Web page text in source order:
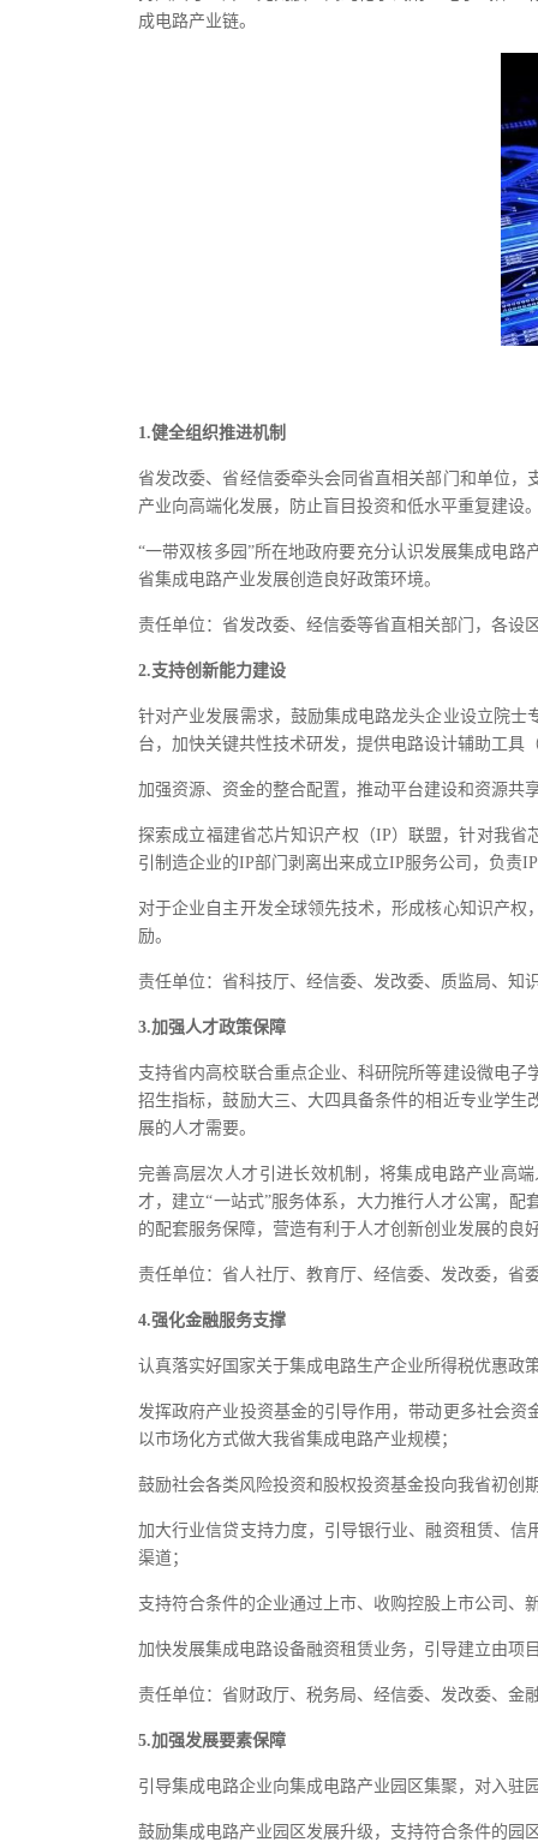
成电路产业链。
1.健全组织推进机制
省发改委、省经信委牵头会同省直相关部门和单位
产业向高端化发展，防止盲目投资和低水平重复建设
“一带双核多园”所在地政府要充分认识发展集成电
省集成电路产业发展创造良好政策环境。
责任单位：省发改委、经信委等省直相关部门，各设
2.支持创新能力建设
针对产业发展需求，鼓励集成电路龙头企业设立院
台，加快关键共性技术研发，提供电路设计辅助工具
加强资源、资金的整合配置，推动平台建设和资源共
探索成立福建省芯片知识产权（IP）联盟，针对我
引制造企业的IP部门剥离出来成立IP服务公司，负责
对于企业自主开发全球领先技术，形成核心知识产
励。
责任单位：省科技厅、经信委、发改委、质监局、知
3.加强人才政策保障
支持省内高校联合重点企业、科研院所等建设微电
招生指标，鼓励大三、大四具备条件的相近专业学
展的人才需要。
完善高层次人才引进长效机制，将集成电路产业高
才，建立“一站式”服务体系，大力推行人才公寓，
的配套服务保障，营造有利于人才创新创业发展的良
责任单位：省人社厅、教育厅、经信委、发改委，省
4.强化金融服务支撑
认真落实好国家关于集成电路生产企业所得税优惠政
发挥政府产业投资基金的引导作用，带动更多社会
以市场化方式做大我省集成电路产业规模；
鼓励社会各类风险投资和股权投资基金投向我省初创
加大行业信贷支持力度，引导银行业、融资租赁、
渠道；
支持符合条件的企业通过上市、收购控股上市公司、
加快发展集成电路设备融资租赁业务，引导建立由项
责任单位：省财政厅、税务局、经信委、发改委、金
5.加强发展要素保障
引导集成电路企业向集成电路产业园区集聚，对入驻
鼓励集成电路产业园区发展升级，支持符合条件的园